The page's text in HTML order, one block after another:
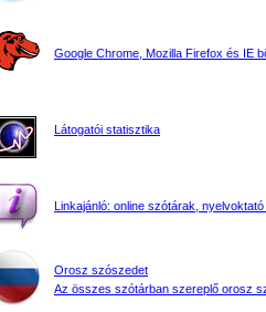
Google Chrome, Mozilla Firefox és IE
Látogatói statisztika
Linkajánló: online szótárak, nyelvoktató
Orosz szószedet
Az összes szótárban szereplő orosz